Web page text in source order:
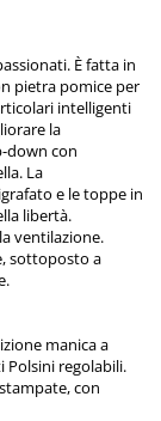
in twill
È fatta in
pietra pomice per
intelligenti
la
down con
La
e le toppe in
libertà.
ventilazione.
sottoposto a
manica a
regolabili.
con